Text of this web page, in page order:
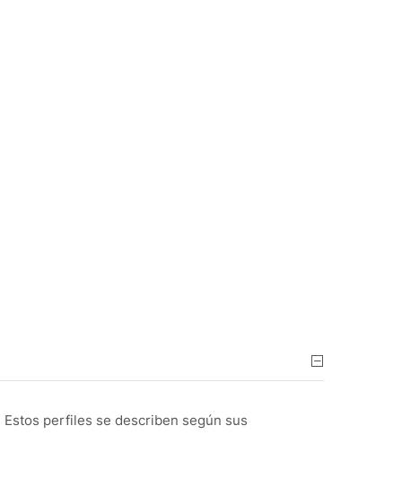
perfiles se describen según sus